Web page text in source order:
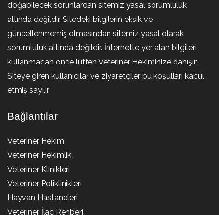
doğabilecek sorunlardan sitemiz yasal sorumluluk
altında değildir. Sitedeki bilgilerin eksik ve
güncellenmemiş olmasından sitemiz yasal olarak
sorumluluk altında değildir. İnternette yer alan bilgileri
kullanmadan önce lütfen Veteriner Hekiminize danışın.
Siteye giren kullanıcılar ve ziyaretçiler bu koşulları kabul
etmiş sayılır.
Bağlantılar
Veteriner Hekim
Veteriner Hekimlik
Veteriner Klinikleri
Veteriner Poliklinikleri
Hayvan Hastaneleri
Veteriner İlaç Rehberi